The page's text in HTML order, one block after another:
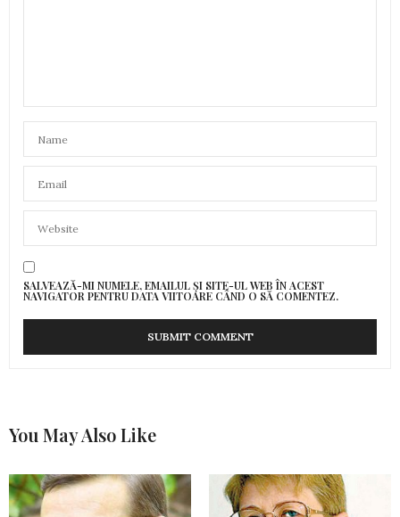
SALVEAZĂ-MI NUMELE, EMAILUL ȘI SITE-UL WEB ÎN ACEST
NAVIGATOR PENTRU DATA VIITOARE CÂND O SĂ COMENTEZ.
You May Also Like